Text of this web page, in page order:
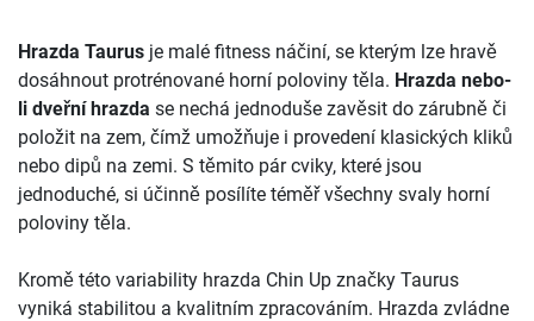
Hrazda Taurus je malé fitness náčiní, se kterým lze hravě
dosáhnout protrénované horní poloviny těla. Hrazda nebo-
li dveřní hrazda se nechá jednoduše zavěsit do zárubně či
položit na zem, čímž umožňuje i provedení klasických kliků
nebo dipů na zemi. S těmito pár cviky, které jsou
jednoduché, si účinně posílíte téměř všechny svaly horní
poloviny těla.
Kromě této variability hrazda Chin Up značky Taurus
vyniká stabilitou a kvalitním zpracováním. Hrazda zvládne